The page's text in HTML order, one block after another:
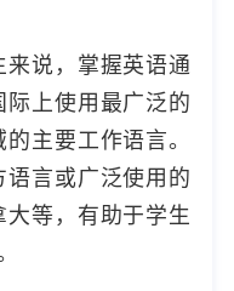
说，掌握英语通
上使用最广泛的
主要工作语言。
语言或广泛使用的
大等，有助于学生